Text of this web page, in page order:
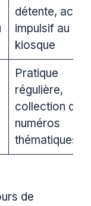
détente, achat
impulsif au
kiosque
Pratique
régulière,
collection de
numéros
thématiques
de